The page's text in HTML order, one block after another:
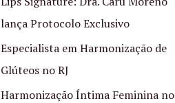
lança Protocolo Exclusivo
Especialista em Harmonização de
Glúteos no RJ
Harmonização Íntima Feminina no